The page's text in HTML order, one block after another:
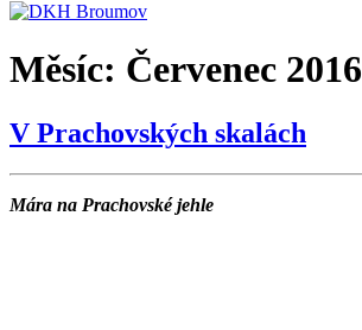
Měsíc: Červenec 2016
V Prachovských skalách
Mára na Prachovské jehle